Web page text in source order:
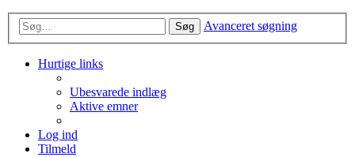
Søg Avanceret søgning
Hurtige links
Ubesvarede indlæg
Aktive emner
Log ind
Tilmeld